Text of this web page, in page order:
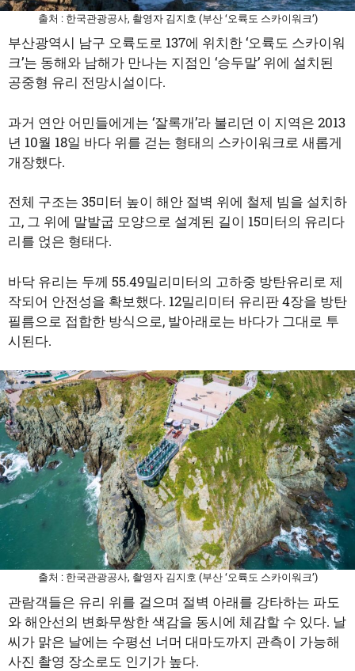
출처 : 한국관광공사, 촬영자 김지호 (부산 ‘오륙도 스카이워크’)
부산광역시 남구 오륙도로 137에 위치한 ‘오륙도 스카이워
크’는 동해와 남해가 만나는 지점인 ‘승두말’ 위에 설치된
공중형 유리 전망시설이다.
과거 연안 어민들에게는 ‘잘록개’라 불리던 이 지역은 2013
년 10월 18일 바다 위를 걷는 형태의 스카이워크로 새롭게
개장했다.
전체 구조는 35미터 높이 해안 절벽 위에 철제 빔을 설치하
고, 그 위에 말발굽 모양으로 설계된 길이 15미터의 유리다
리를 얹은 형태다.
바닥 유리는 두께 55.49밀리미터의 고하중 방탄유리로 제
작되어 안전성을 확보했다. 12밀리미터 유리판 4장을 방탄
필름으로 접합한 방식으로, 발아래로는 바다가 그대로 투
시된다.
출처 : 한국관광공사, 촬영자 김지호 (부산 ‘오륙도 스카이워크’)
관람객들은 유리 위를 걸으며 절벽 아래를 강타하는 파도
와 해안선의 변화무쌍한 색감을 동시에 체감할 수 있다. 날
씨가 맑은 날에는 수평선 너머 대마도까지 관측이 가능해
사진 촬영 장소로도 인기가 높다.